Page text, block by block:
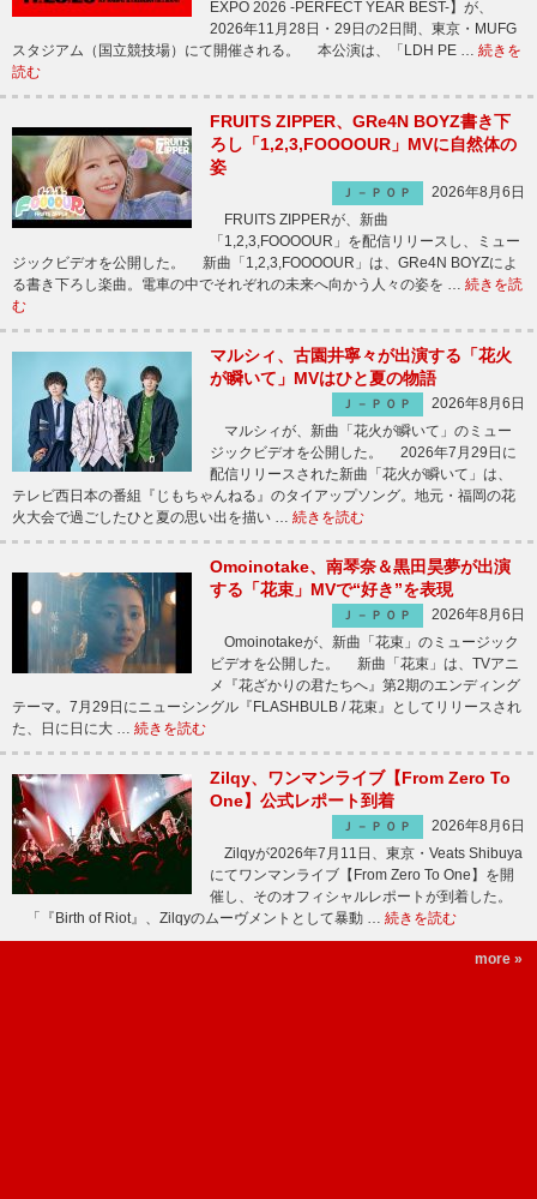
EXPO 2026 -PERFECT YEAR BEST-】が、
2026年11月28日・29日の2日間、東京・MUFG
スタジアム（国立競技場）にて開催される。 本公演は、「LDH PE … 続きを
読む
FRUITS ZIPPER、GRe4N BOYZ書き下
ろし「1,2,3,FOOOOUR」MVに自然体の
姿
Ｊ－ＰＯＰ
2026年8月6日
FRUITS ZIPPERが、新曲
「1,2,3,FOOOOUR」を配信リリースし、ミュー
ジックビデオを公開した。 新曲「1,2,3,FOOOOUR」は、GRe4N BOYZによ
る書き下ろし楽曲。電車の中でそれぞれの未来へ向かう人々の姿を … 続きを読
む
マルシィ、古園井寧々が出演する「花火
が瞬いて」MVはひと夏の物語
Ｊ－ＰＯＰ
2026年8月6日
マルシィが、新曲「花火が瞬いて」のミュー
ジックビデオを公開した。 2026年7月29日に
配信リリースされた新曲「花火が瞬いて」は、
テレビ西日本の番組『じもちゃんねる』のタイアップソング。地元・福岡の花
火大会で過ごしたひと夏の思い出を描い … 続きを読む
Omoinotake、南琴奈＆黒田昊夢が出演
する「花束」MVで“好き”を表現
Ｊ－ＰＯＰ
2026年8月6日
Omoinotakeが、新曲「花束」のミュージック
ビデオを公開した。 新曲「花束」は、TVアニ
メ『花ざかりの君たちへ』第2期のエンディング
テーマ。7月29日にニューシングル『FLASHBULB / 花束』としてリリースされ
た、日に日に大 … 続きを読む
Zilqy、ワンマンライブ【From Zero To
One】公式レポート到着
Ｊ－ＰＯＰ
2026年8月6日
Zilqyが2026年7月11日、東京・Veats Shibuya
にてワンマンライブ【From Zero To One】を開
催し、そのオフィシャルレポートが到着した。
「『Birth of Riot』、Zilqyのムーヴメントとして暴動 … 続きを読む
more »